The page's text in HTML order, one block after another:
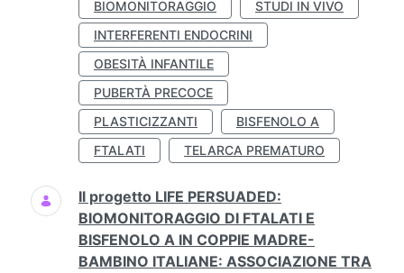
BIOMONITORAGGIO
STUDI IN VIVO
INTERFERENTI ENDOCRINI
OBESITÀ INFANTILE
PUBERTÀ PRECOCE
PLASTICIZZANTI
BISFENOLO A
FTALATI
TELARCA PREMATURO
Il progetto LIFE PERSUADED:
BIOMONITORAGGIO DI FTALATI E
BISFENOLO A IN COPPIE MADRE-
BAMBINO ITALIANE: ASSOCIAZIONE TRA